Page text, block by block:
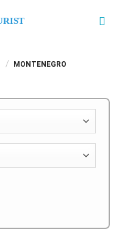
/ MONTENEGRO